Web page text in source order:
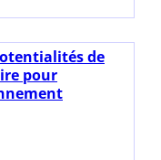
de
pour